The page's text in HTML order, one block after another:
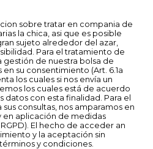
sobre tratar en compania de
la chica, asi que es posible
sujeto alrededor del azar,
Para el tratamiento de
gestión de nuestra bolsa de
su consentimiento (Art. 6.1a
los cuales si nos envía un
los cuales está de acuerdo
datos con esta finalidad. Para el
consultas, nos amparamos en
aplicación de medidas
El hecho de acceder an
y la aceptación sin
y condiciones.